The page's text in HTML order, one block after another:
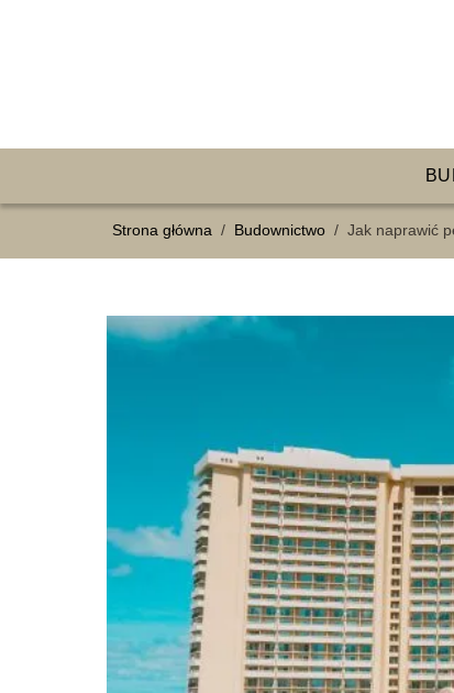
Strona główna / Budownictwo / Jak naprawić